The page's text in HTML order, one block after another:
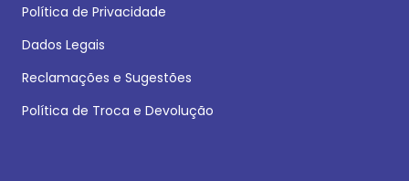
Política de Privacidade
Dados Legais
Reclamações e Sugestões
Política de Troca e Devolução